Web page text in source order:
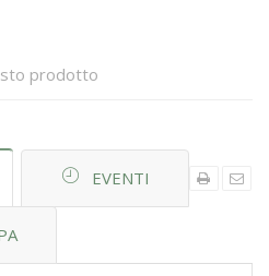
prodotto
EVENTI